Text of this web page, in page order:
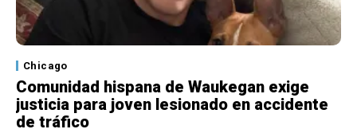
Chicago
Comunidad hispana de Waukegan exige
justicia para joven lesionado en accidente
de tráfico